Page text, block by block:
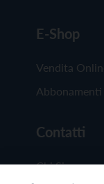
E-Shop
Vendita
Abbonamenti
Contatti
Chi Siamo